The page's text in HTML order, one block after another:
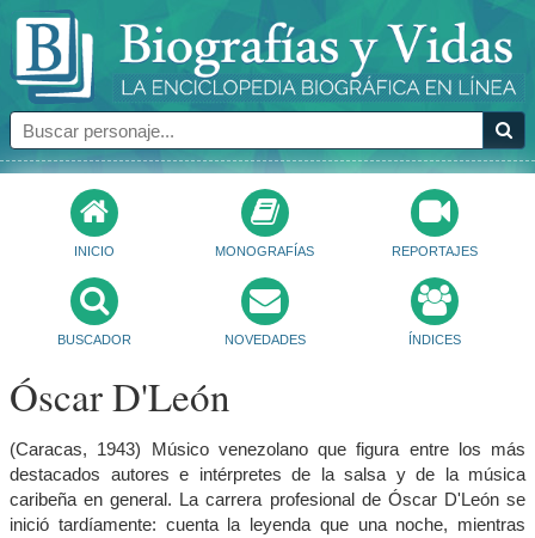
INICIO MONOGRAFÍAS REPORTAJES
BUSCADOR NOVEDADES ÍNDICES
Óscar D'León
(Caracas, 1943) Músico venezolano que figura entre los más
destacados autores e intérpretes de la salsa y de la música
caribeña en general. La carrera profesional de Óscar D'León se
inició tardíamente: cuenta la leyenda que una noche, mientras